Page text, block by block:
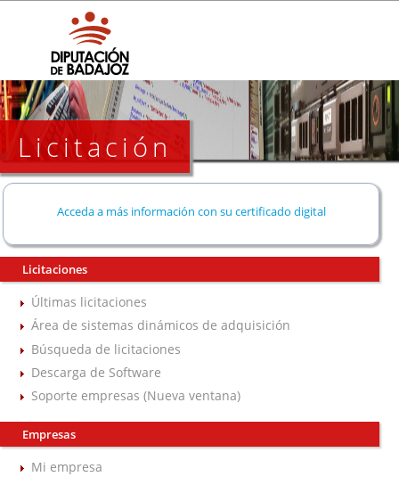
Licitación
Acceda a más información con su certificado digital
Licitaciones
Últimas licitaciones
Área de sistemas dinámicos de adquisición
Búsqueda de licitaciones
Descarga de Software
Soporte empresas (Nueva ventana)
Empresas
Mi empresa